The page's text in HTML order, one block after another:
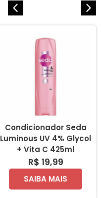
Condicionador Seda
Luminous UV 4% Glycol
+ Vita C 425ml
R$ 19,99
SAIBA MAIS